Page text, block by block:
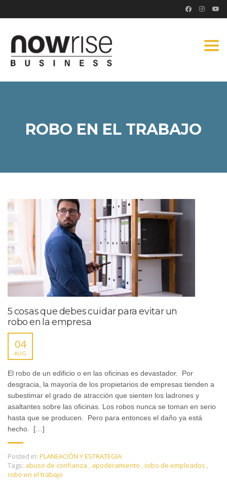
ROBO EN EL TRABAJO
5 cosas que debes cuidar para evitar un
robo en la empresa
04
AUG
El robo de un edificio o en las oficinas es devastador. Por
desgracia, la mayoría de los propietarios de empresas tienden a
subestimar el grado de atracción que sienten los ladrones y
asaltantes sobre las oficinas. Los robos nunca se toman en serio
hasta que se producen. Pero para entonces el daño ya está
hecho. […]
Posted in: PLANEACIÓN Y ESTRATEGIA
Tags: abuso de confianza , apoderamiento ,robo de empleados ,
robo en el trabajo